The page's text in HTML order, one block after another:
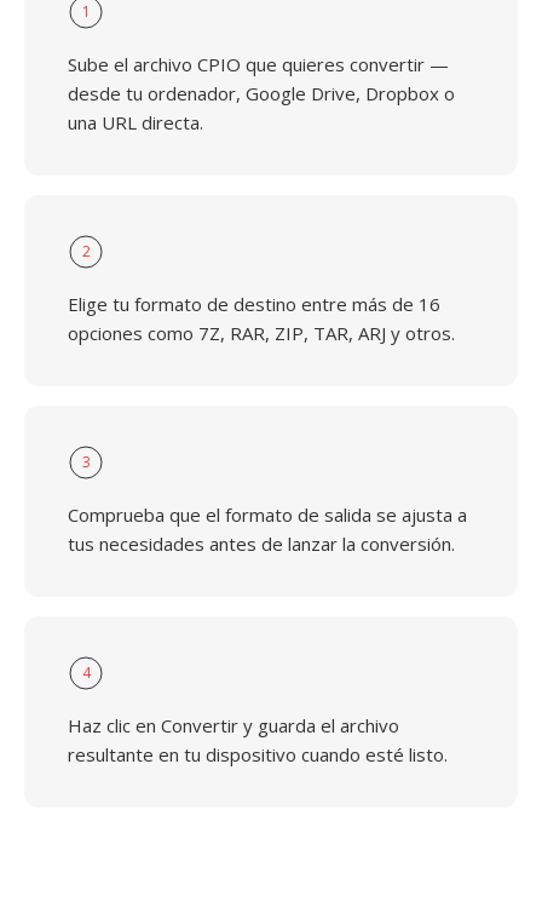
1
Sube el archivo CPIO que quieres convertir —
desde tu ordenador, Google Drive, Dropbox o
una URL directa.
2
Elige tu formato de destino entre más de 16
opciones como 7Z, RAR, ZIP, TAR, ARJ y otros.
3
Comprueba que el formato de salida se ajusta a
tus necesidades antes de lanzar la conversión.
4
Haz clic en Convertir y guarda el archivo
resultante en tu dispositivo cuando esté listo.